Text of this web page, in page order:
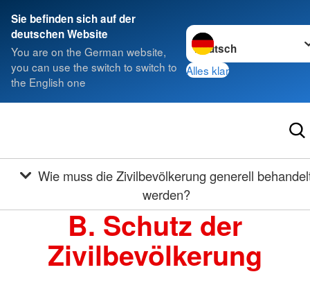
Sie befinden sich auf der
deutschen Website
You are on the German website,
you can use the switch to switch to
the English one
Sprache wechseln zu
Alles klar
Wie muss die Zivilbevölkerung generell behandelt
werden?
B. Schutz der
Zivilbevölkerung